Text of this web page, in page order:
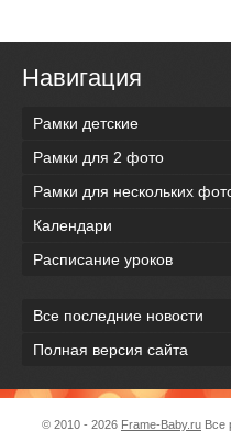
Навигация
Рамки детские
Рамки для 2 фото
Рамки для нескольких
Календари
Расписание уроков
Все последние новости
Полная версия сайта
© 2010 - 2026 Frame-Baby.ru Все